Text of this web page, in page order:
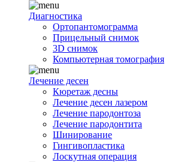
Диагностика
Ортопантомограмма
Прицельный снимок
3D снимок
Компьютерная томография
Лечение десен
Кюретаж десны
Лечение десен лазером
Лечение пародонтоза
Лечение пародонтита
Шинирование
Гингивопластика
Лоскутная операция